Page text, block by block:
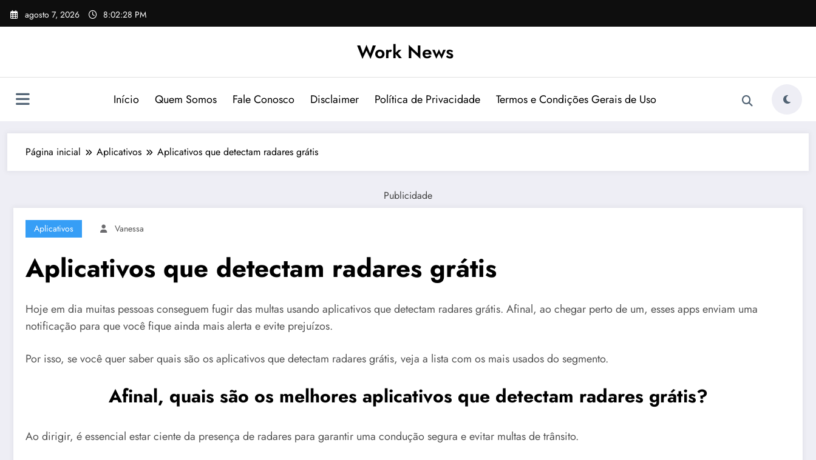
Pular
para
agosto 7, 2026 8:02:29 PM
Work News
Início Quem Somos Fale Conosco Disclaimer Política de Privacidade Termos e Condições Gerais de Uso
Página inicial Aplicativos Aplicativos que detectam radares grátis
Publicidade
Aplicativos Vanessa
Aplicativos que detectam radares grátis
Hoje em dia muitas pessoas conseguem fugir das multas usando aplicativos que detectam radares grátis. Afinal, ao chegar perto de um, esses apps enviam uma
notificação para que você fique ainda mais alerta e evite prejuízos.
Por isso, se você quer saber quais são os aplicativos que detectam radares grátis, veja a lista com os mais usados do segmento.
Afinal, quais são os melhores aplicativos que detectam radares grátis?
Ao dirigir, é essencial estar ciente da presença de radares para garantir uma condução segura e evitar multas de trânsito.